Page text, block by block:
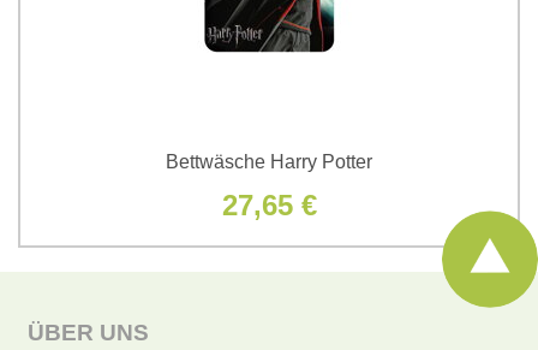
Bettwäsche Harry Potter
27,65 €
ÜBER UNS